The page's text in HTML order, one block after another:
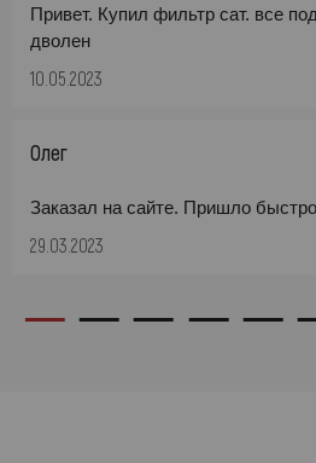
Привет. Купил фильтр сат. все
дволен
10.05.2023
Олег
Заказал на сайте. Пришло
29.03.2023